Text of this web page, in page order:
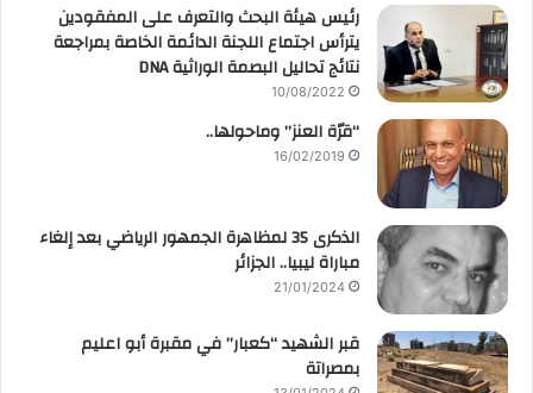
رئيس هيئة البحث والتعرف على المفقودين
يترأس اجتماع اللجنة الدائمة الخاصة بمراجعة
نتائج تحاليل البصمة الوراثية DNA
10/08/2022
“قرّة العنز” وماحولها..
16/02/2019
الذكرى 35 لمظاهرة الجمهور الرياضي بعد إلغاء
مباراة ليبيا.. الجزائر
21/01/2024
قبر الشهيد “كعبار” في مقبرة أبو اعليم
بمصراتة